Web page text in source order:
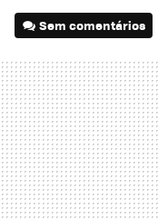
Sem comentários